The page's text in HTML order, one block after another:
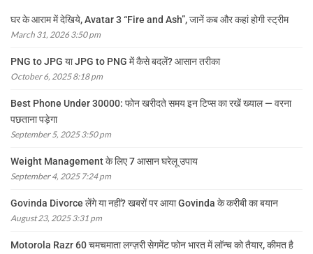
घर के आराम में देखिये, Avatar 3 “Fire and Ash”, जानें कब और कहां होगी स्ट्रीम
March 31, 2026 3:50 pm
PNG to JPG या JPG to PNG में कैसे बदलें? आसान तरीका
October 6, 2025 8:18 pm
Best Phone Under 30000: फोन खरीदते समय इन टिप्स का रखें ख्याल — वरना
पछताना पड़ेगा
September 5, 2025 3:50 pm
Weight Management के लिए 7 आसान घरेलू उपाय
September 4, 2025 7:24 pm
Govinda Divorce लेंगे या नहीं? खबरों पर आया Govinda के करीबी का बयान
August 23, 2025 3:31 pm
Motorola Razr 60 चमचमाता लग्ज़री सेगमेंट फोन भारत में लॉन्च को तैयार, कीमत है